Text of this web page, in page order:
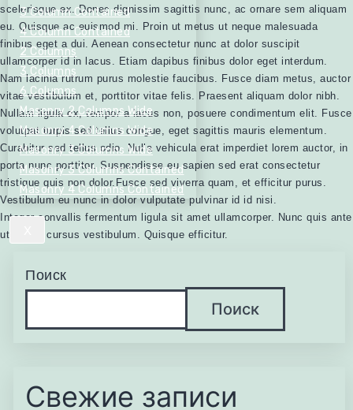
3 Column Contained
4 Column Contained
2 Columns
3 Columns
6 Columns
Masonry 2 Columns Wide
Masonry 4 Columns Wide
Masonry 3 Columns Wide
Masonry 3 Columns Contained
Masonry 4 Columns Contained
scelerisque ex. Donec dignissim sagittis nunc, ac ornare sem aliquam
eu. Quisque ac euismod mi. Proin ut metus ut neque malesuada
finibus eget a dui. Aenean consectetur nunc at dolor suscipit
ullamcorper id in lacus. Etiam dapibus finibus dolor eget interdum.
Nam lacinia rutrum purus molestie faucibus. Fusce diam metus, auctor
vitae vestibulum et, porttitor vitae felis. Praesent aliquam dolor nibh.
Nullam ligula ex, tempor a lacus non, posuere condimentum elit. Fusce
volutpat turpis sed tellus congue, eget sagittis mauris elementum.
Curabitur sed tellus odio. Nulla vehicula erat imperdiet lorem auctor, in
porta nunc porttitor. Suspendisse eu sapien sed erat consectetur
tristique quis non dolor.Fusce sed viverra quam, et efficitur purus.
Vestibulum eu nunc in dolor vulputate pulvinar id id nisi.
Integer convallis fermentum ligula sit amet ullamcorper. Nunc quis ante
ut lectus cursus vestibulum. Quisque efficitur.
Поиск
Поиск
Свежие записи